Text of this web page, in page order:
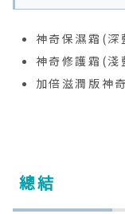
神奇保濕霜(
神奇修護霜(
加倍滋潤版神
總結